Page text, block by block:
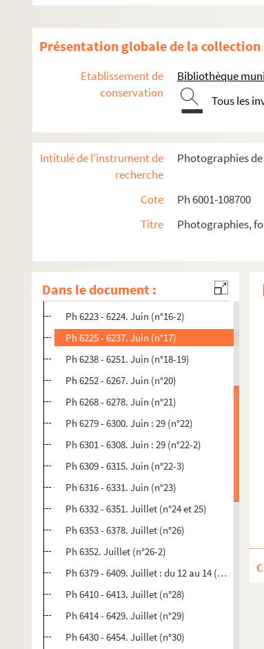
Présentation globale de la collection
Etablissement de
conservation
Bibliothèque
Tous les
Intitulé de l'instrument de
recherche
Photographies
Cote
Ph 6001-108700
Titre
Photographies,
Dans le document :
Ph 6036 - 6050. Mai (n°5)
Ph 6062 - 6066. Mai (n°6-2)
Ph 6083 - 6118. Mai (n°9-10)
Ph 6119 - 6140. Juin (n°11)
Ph 6171 - 6183. Juin (n°14)
Ph 6197 - 6203. Juin (n°15-2)
Ph 6204 - 6222. Juin (n°16)
Ph 6223 - 6224. Juin (n°16-2)
Ph 6225 - 6237. Juin (n°17)
Ph 6238 - 6251. Juin (n°18-19)
Ph 6252 - 6267. Juin (n°20)
Ph 6268 - 6278. Juin (n°21)
Ph 6279 - 6300. Juin : 29 (n°22)
Ph 6301 - 6308. Juin : 29 (n°22-2)
Ph 6309 - 6315. Juin (n°22-3)
Ph 6316 - 6331. Juin (n°23)
Ph 6332 - 6351. Juillet (n°24 et 25)
Ph 6353 - 6378. Juillet (n°26)
Ph 6352. Juillet (n°26-2)
Ph 6379 - 6409. Juillet : du 12 au 14 (n°27)
Ph 6410 - 6413. Juillet (n°28)
Ph 6414 - 6429. Juillet (n°29)
Ph 6430 - 6454. Juillet (n°30)